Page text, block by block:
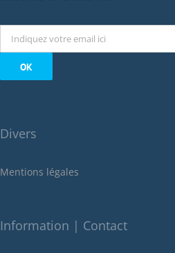
octobre 2022
septembre 2022
août 2022
mai 2022
décembre 2021
octobre 2021
Divers
Mentions légales
Information | Contact